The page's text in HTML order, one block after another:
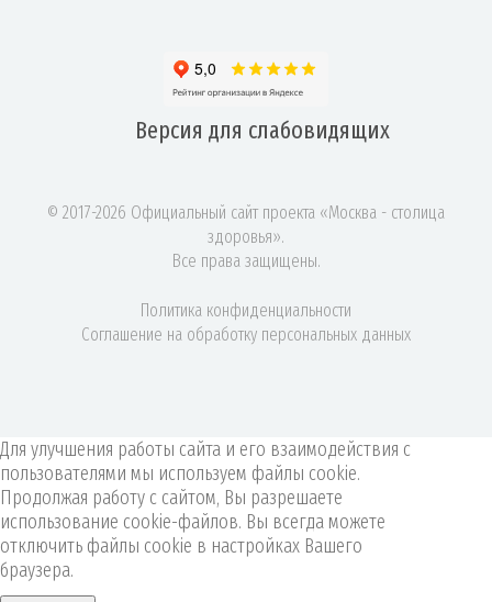
Версия для слабовидящих
© 2017-2026 Официальный сайт проекта «Москва - столица
здоровья».
Все права защищены.
Политика конфиденциальности
Соглашение на обработку персональных данных
Для улучшения работы сайта и его взаимодействия с
пользователями мы используем файлы cookie.
Продолжая работу с сайтом, Вы разрешаете
использование cookie-файлов. Вы всегда можете
отключить файлы cookie в настройках Вашего
браузера.